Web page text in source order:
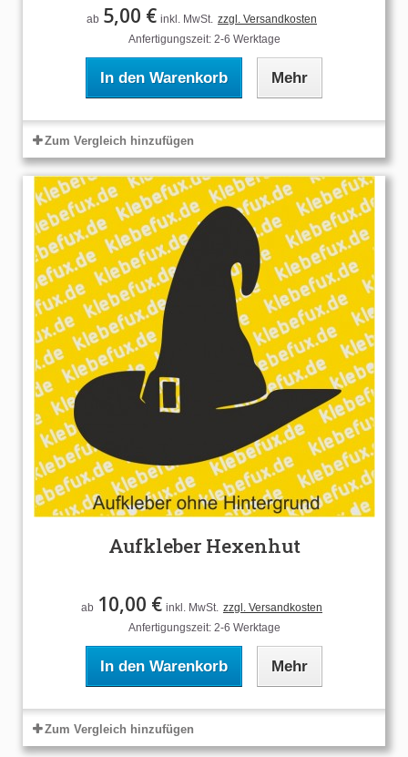
ab 5,00 € inkl. MwSt. zzgl. Versandkosten
Anfertigungszeit: 2-6 Werktage
In den Warenkorb Mehr
Zum Vergleich hinzufügen
Aufkleber Hexenhut
ab 10,00 € inkl. MwSt. zzgl. Versandkosten
Anfertigungszeit: 2-6 Werktage
In den Warenkorb Mehr
Zum Vergleich hinzufügen